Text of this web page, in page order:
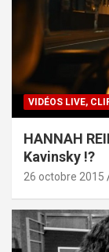
VIDÉOS LIVE,
HANNAH
Kavinsky !?
26 octobre 2015